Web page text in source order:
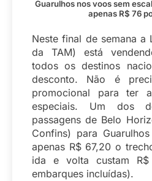
Guarulhos nos voos sem
apenas R$ 76
Neste final de semana a
da TAM) está
todos os destinos
desconto. Não é
promocional para ter
especiais. Um dos
passagens de Belo
Confins) para
apenas R$ 67,20 o
ida e volta custam
embarques incluídas).